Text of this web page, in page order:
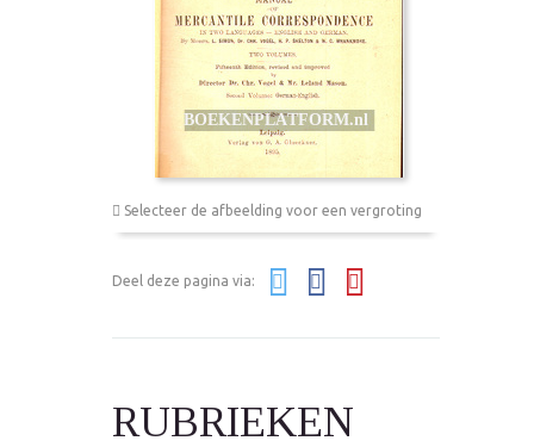
Selecteer de afbeelding voor een vergroting
Deel deze pagina via:
RUBRIEKEN